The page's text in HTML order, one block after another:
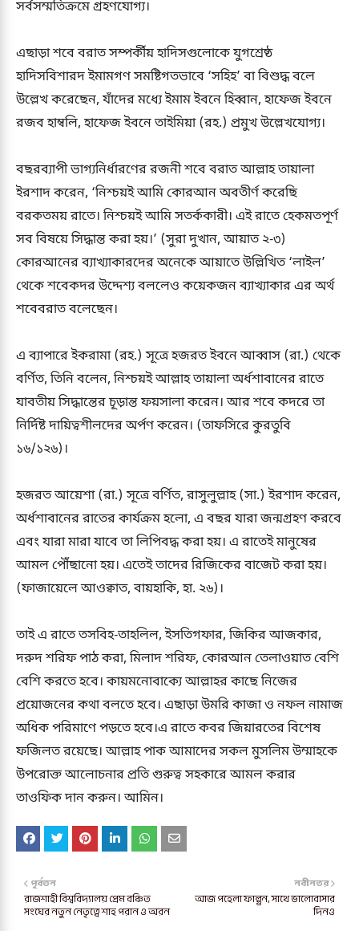
সর্বসম্মতিক্রমে গ্রহণযোগ্য।
এছাড়া শবে বরাত সম্পর্কীয় হাদিসগুলোকে যুগশ্রেষ্ঠ
হাদিসবিশারদ ইমামগণ সমষ্টিগতভাবে ‘সহিহ’ বা বিশুদ্ধ বলে
উল্লেখ করেছেন, যাঁদের মধ্যে ইমাম ইবনে হিব্বান, হাফেজ ইবনে
রজব হাম্বলি, হাফেজ ইবনে তাইমিয়া (রহ.) প্রমুখ উল্লেখযোগ্য।
বছরব্যাপী ভাগ্যনির্ধারণের রজনী শবে বরাত আল্লাহ তায়ালা
ইরশাদ করেন, ‘নিশ্চয়ই আমি কোরআন অবতীর্ণ করেছি
বরকতময় রাতে। নিশ্চয়ই আমি সতর্ককারী। এই রাতে হেকমতপূর্ণ
সব বিষয়ে সিদ্ধান্ত করা হয়।’ (সুরা দুখান, আয়াত ২-৩)
কোরআনের ব্যাখ্যাকারদের অনেকে আয়াতে উল্লিখিত ‘লাইল’
থেকে শবেকদর উদ্দেশ্য বললেও কয়েকজন ব্যাখ্যাকার এর অর্থ
শবেবরাত বলেছেন।
এ ব্যাপারে ইকরামা (রহ.) সূত্রে হজরত ইবনে আব্বাস (রা.) থেকে
বর্ণিত, তিনি বলেন, নিশ্চয়ই আল্লাহ তায়ালা অর্ধশাবানের রাতে
যাবতীয় সিদ্ধান্তের চূড়ান্ত ফয়সালা করেন। আর শবে কদরে তা
নির্দিষ্ট দায়িত্বশীলদের অর্পণ করেন। (তাফসিরে কুরতুবি
১৬/১২৬)।
হজরত আয়েশা (রা.) সূত্রে বর্ণিত, রাসুলুল্লাহ (সা.) ইরশাদ করেন,
অর্ধশাবানের রাতের কার্যক্রম হলো, এ বছর যারা জন্মগ্রহণ করবে
এবং যারা মারা যাবে তা লিপিবদ্ধ করা হয়। এ রাতেই মানুষের
আমল পৌঁছানো হয়। এতেই তাদের রিজিকের বাজেট করা হয়।
(ফাজায়েলে আওক্বাত, বায়হাকি, হা. ২৬)।
তাই এ রাতে তসবিহ-তাহলিল, ইসতিগফার, জিকির আজকার,
দরুদ শরিফ পাঠ করা, মিলাদ শরিফ, কোরআন তেলাওয়াত বেশি
বেশি করতে হবে। কায়মনোবাক্যে আল্লাহর কাছে নিজের
প্রয়োজনের কথা বলতে হবে। এছাড়া উমরি কাজা ও নফল নামাজ
অধিক পরিমাণে পড়তে হবে।এ রাতে কবর জিয়ারতের বিশেষ
ফজিলত রয়েছে। আল্লাহ পাক আমাদের সকল মুসলিম উম্মাহকে
উপরোক্ত আলোচনার প্রতি গুরুত্ব সহকারে আমল করার
তাওফিক দান করুন। আমিন।
নবীনতর
আজ পহেলা ফাল্গুন, সাথে ভালোবাসার
দিনও
পূর্বতন
রাজশাহী বিশ্ববিদ্যালয় প্রেম বঞ্চিত
সংঘের নতুন নেতৃত্বে শাহ পরান ও অরন